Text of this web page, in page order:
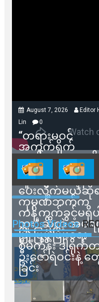
August 7, 2026
Editor
Lin
0
“တရားမဝင်
အကွက်ရိုက်
ရောင်းချမှုတွေကို
သက်ဆိုင်ရာတာ
သူတွေက ဂရန်တွ
ပေးလိုက်မယ်ဆို
ကုမ္ပဏီဘက်က
ကန့်ကွက်ခွင့်မရှိပါ
ဘူး” ဆိုတဲ့ အမရ
မြို့ပြဖွံ့ဖြိုးရေး
စီမံကိန်း ဒါရိုက်
ဦးဇော်ရဲဝင်းနဲ့
ခြင်း
Photos Videos